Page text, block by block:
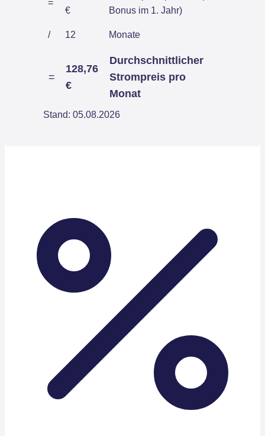
=
€
Bonus im 1. Jahr)
/ 12 Monate
=
128,76
€
Durchschnittlicher
Strompreis pro
Monat
Stand: 05.08.2026